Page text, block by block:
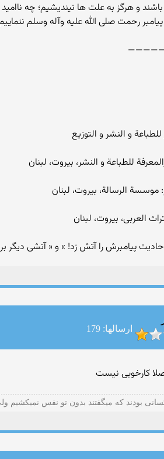
و هرگز به علت ها نیندیشیم؛ چه
رحمت صلی الله علیه وآله وسلم
ارسالها: 179
کارخوبی نیست
بودند كه میگفتند بدون تو نفس نمیكشیم